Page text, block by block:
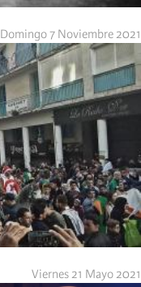
Domingo 7 Noviembre 2021
Viernes 21 Mayo 2021